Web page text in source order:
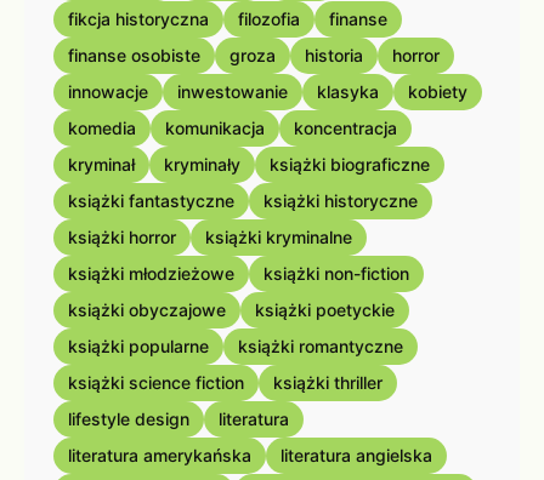
fikcja historyczna
filozofia
finanse
finanse osobiste
groza historia
horror
innowacje
inwestowanie klasyka
kobiety
komedia
komunikacja
koncentracja
kryminał
kryminały
książki biograficzne
książki fantastyczne
książki historyczne
książki horror
książki kryminalne
książki młodzieżowe
książki non-fiction
książki obyczajowe
książki poetyckie
książki popularne
książki romantyczne
książki science fiction
książki thriller
lifestyle design
literatura
literatura amerykańska
literatura angielska